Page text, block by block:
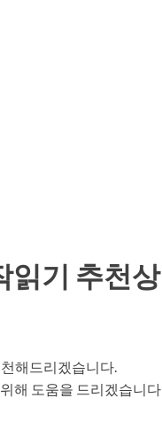
읽기 추천상
해드리겠습니다.
해 도움을 드리겠습니다